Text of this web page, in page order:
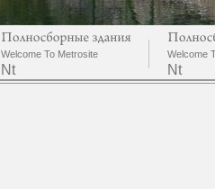
Welcome To Metrosite
Nt
Welcome
Nt